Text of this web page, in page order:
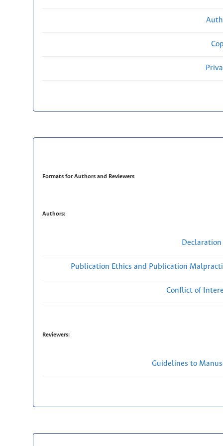
Formats for Authors and Reviewers
Authors:
Publication Ethics and Publication
Conflict of
Reviewers:
Guidelines to